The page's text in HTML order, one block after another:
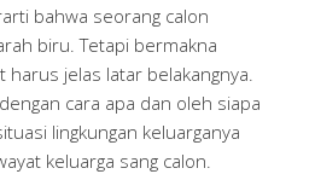
bahwa seorang calon
biru. Tetapi bermakna
jelas latar belakangnya.
cara apa dan oleh siapa
lingkungan keluarganya
keluarga sang calon.